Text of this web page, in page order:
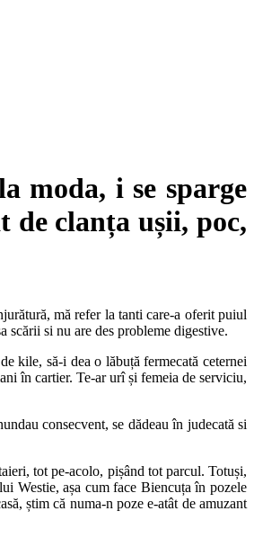
moda, i se sparge
de clanța ușii, poc,
mă refer la tanti care-a oferit puiul
si nu are des probleme digestive.
kile, să-i dea o lăbuță fermecată ceternei
în cartier. Te-ar urî și femeia de serviciu,
consecvent, se dădeau în judecată si
tot pe-acolo, pișând tot parcul. Totuși,
Westie, așa cum face Biencuța în pozele
știm că numa-n poze e-atât de amuzant